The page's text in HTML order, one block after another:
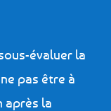
évaluer la
pas être à
après la